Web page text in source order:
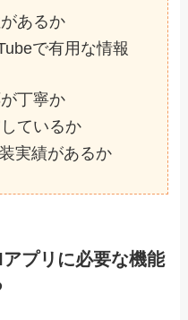
あるか
で有用な情報
丁寧か
ているか
実績があるか
プリに必要な機能